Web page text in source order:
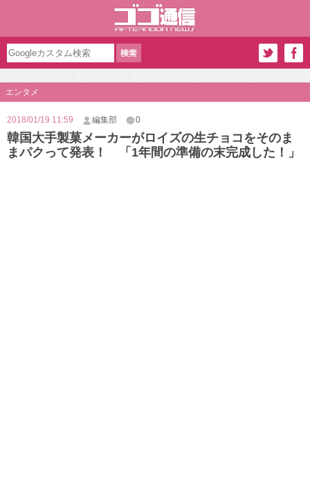
エンタメ
2018/01/19 11:59 編集部 0
韓国大手製菓メーカーがロイズの生チョコをそのま
まパクって発表！ 「1年間の準備の末完成した！」